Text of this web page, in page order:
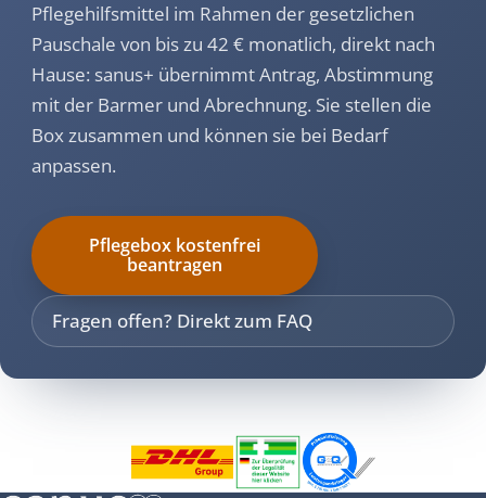
Pflegehilfsmittel im Rahmen der gesetzlichen
Pauschale von bis zu 42 € monatlich, direkt nach
Hause: sanus+ übernimmt Antrag, Abstimmung
mit der Barmer und Abrechnung. Sie stellen die
Box zusammen und können sie bei Bedarf
anpassen.
Pflegebox kostenfrei
beantragen
Fragen offen? Direkt zum FAQ